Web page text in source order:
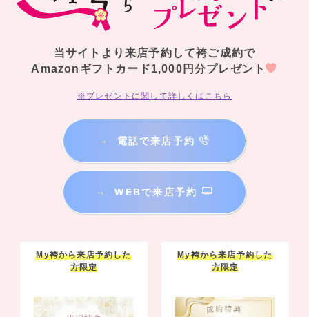
当サイトより来店予約して袴ご成約で
Amazonギフトカード1,000円分プレゼント
※プレゼントに関して詳しくはこちら
→ 電話で来店予約
→ WEBで来店予約
My袴から来店予約した
方限定
My袴から来店予約した
方限定